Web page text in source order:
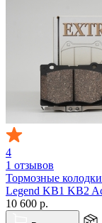
4
1 отзывов
Тормозные
Legend KB1 KB2
10 600 р.